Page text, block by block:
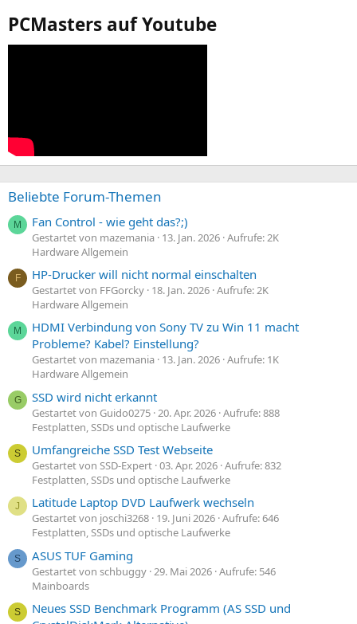
PCMasters auf Youtube
Beliebte Forum-Themen
M Fan Control - wie geht das?;)
Gestartet von mazemania 13. Jan. 2026 Aufrufe: 2K
Hardware Allgemein
F HP-Drucker will nicht normal einschalten
Gestartet von FFGorcky 18. Jan. 2026 Aufrufe: 2K
Hardware Allgemein
M
HDMI Verbindung von Sony TV zu Win 11 macht
Probleme? Kabel? Einstellung?
Gestartet von mazemania 13. Jan. 2026 Aufrufe: 1K
Hardware Allgemein
G SSD wird nicht erkannt
Gestartet von Guido0275 20. Apr. 2026 Aufrufe: 888
Festplatten, SSDs und optische Laufwerke
S Umfangreiche SSD Test Webseite
Gestartet von SSD-Expert 03. Apr. 2026 Aufrufe: 832
Festplatten, SSDs und optische Laufwerke
J Latitude Laptop DVD Laufwerk wechseln
Gestartet von joschi3268 19. Juni 2026 Aufrufe: 646
Festplatten, SSDs und optische Laufwerke
S ASUS TUF Gaming
Gestartet von schbuggy 29. Mai 2026 Aufrufe: 546
Mainboards
S
Neues SSD Benchmark Programm (AS SSD und